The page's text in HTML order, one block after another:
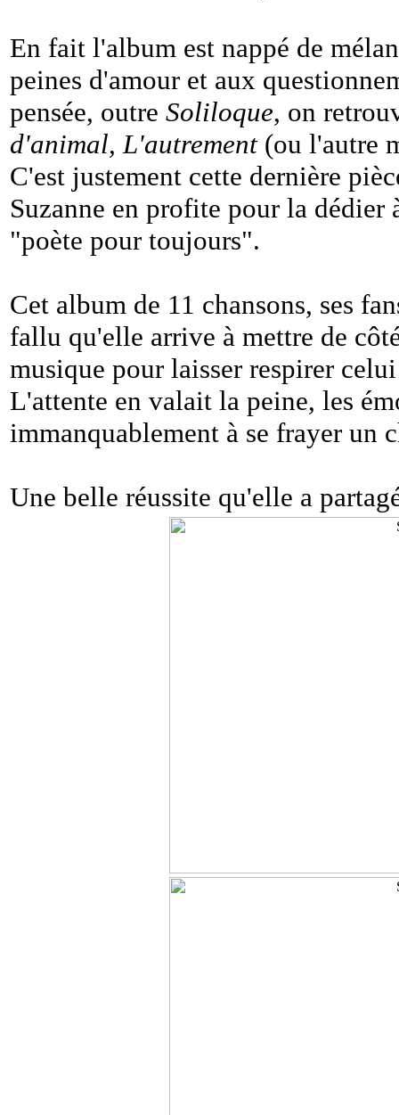
En fait l'album est nappé de
peines d'amour et aux
pensée, outre Soliloque, on
d'animal, L'autrement(ou l'autre
C'est justement cette dernière
Suzanne en profite pour la
"poète pour toujours".
Cet album de 11 chansons, ses
fallu qu'elle arrive à mettre de
musique pour laisser respirer
L'attente en valait la peine, les
immanquablement à se frayer un
Une belle réussite qu'elle a